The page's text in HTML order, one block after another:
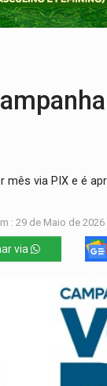
de digitação'
via PIX e é
: 29 de Maio de 2026
via